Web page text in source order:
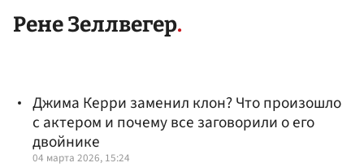
Рене Зеллвегер
Джима Керри заменил клон? Что произошло
с актером и почему все заговорили о его
двойнике
04 марта 2026, 15:24